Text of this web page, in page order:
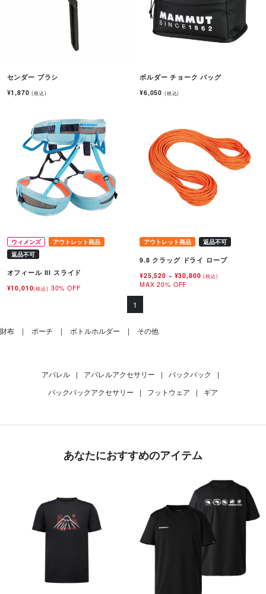
センダー ブラシ
¥1,870(税込)
ボルダー チョーク バッグ
¥6,050 (税込)
ウィメンズ
アウトレット商品
返品不可
オフィール III スライド
¥10,010(税込) 30% OFF
アウトレット商品 返品不可
9.8 クラッグ ドライ ロープ
¥25,520 ~ ¥30,800(税込)
MAX 20% OFF
1
財布 ポーチ ボトルホルダー その他
アパレル | アパレルアクセサリー | バックパック
|
バックパックアクセサリー
| フットウェア | ギア
あなたにおすすめのアイテム